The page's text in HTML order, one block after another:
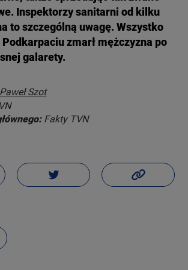
Inspektorzy sanitarni od kilku
to szczególną uwagę. Wszystko
zmarł mężczyzna po
galarety.
Paweł Szot
Fakty TVN